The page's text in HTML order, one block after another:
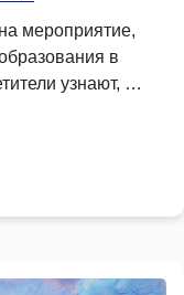
мероприятие,
в
узнают, …